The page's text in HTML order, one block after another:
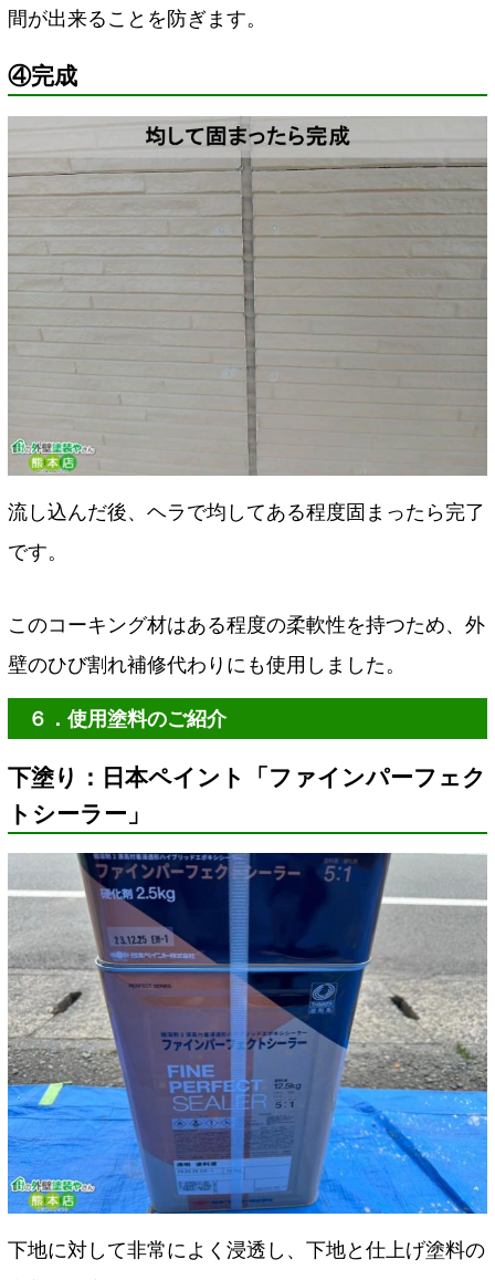
間が出来ることを防ぎます。
④完成
流し込んだ後、ヘラで均してある程度固まったら完了
です。
このコーキング材はある程度の柔軟性を持つため、外
壁のひび割れ補修代わりにも使用しました。
６．使用塗料のご紹介
下塗り：日本ペイント「ファインパーフェク
トシーラー」
下地に対して非常によく浸透し、下地と仕上げ塗料の